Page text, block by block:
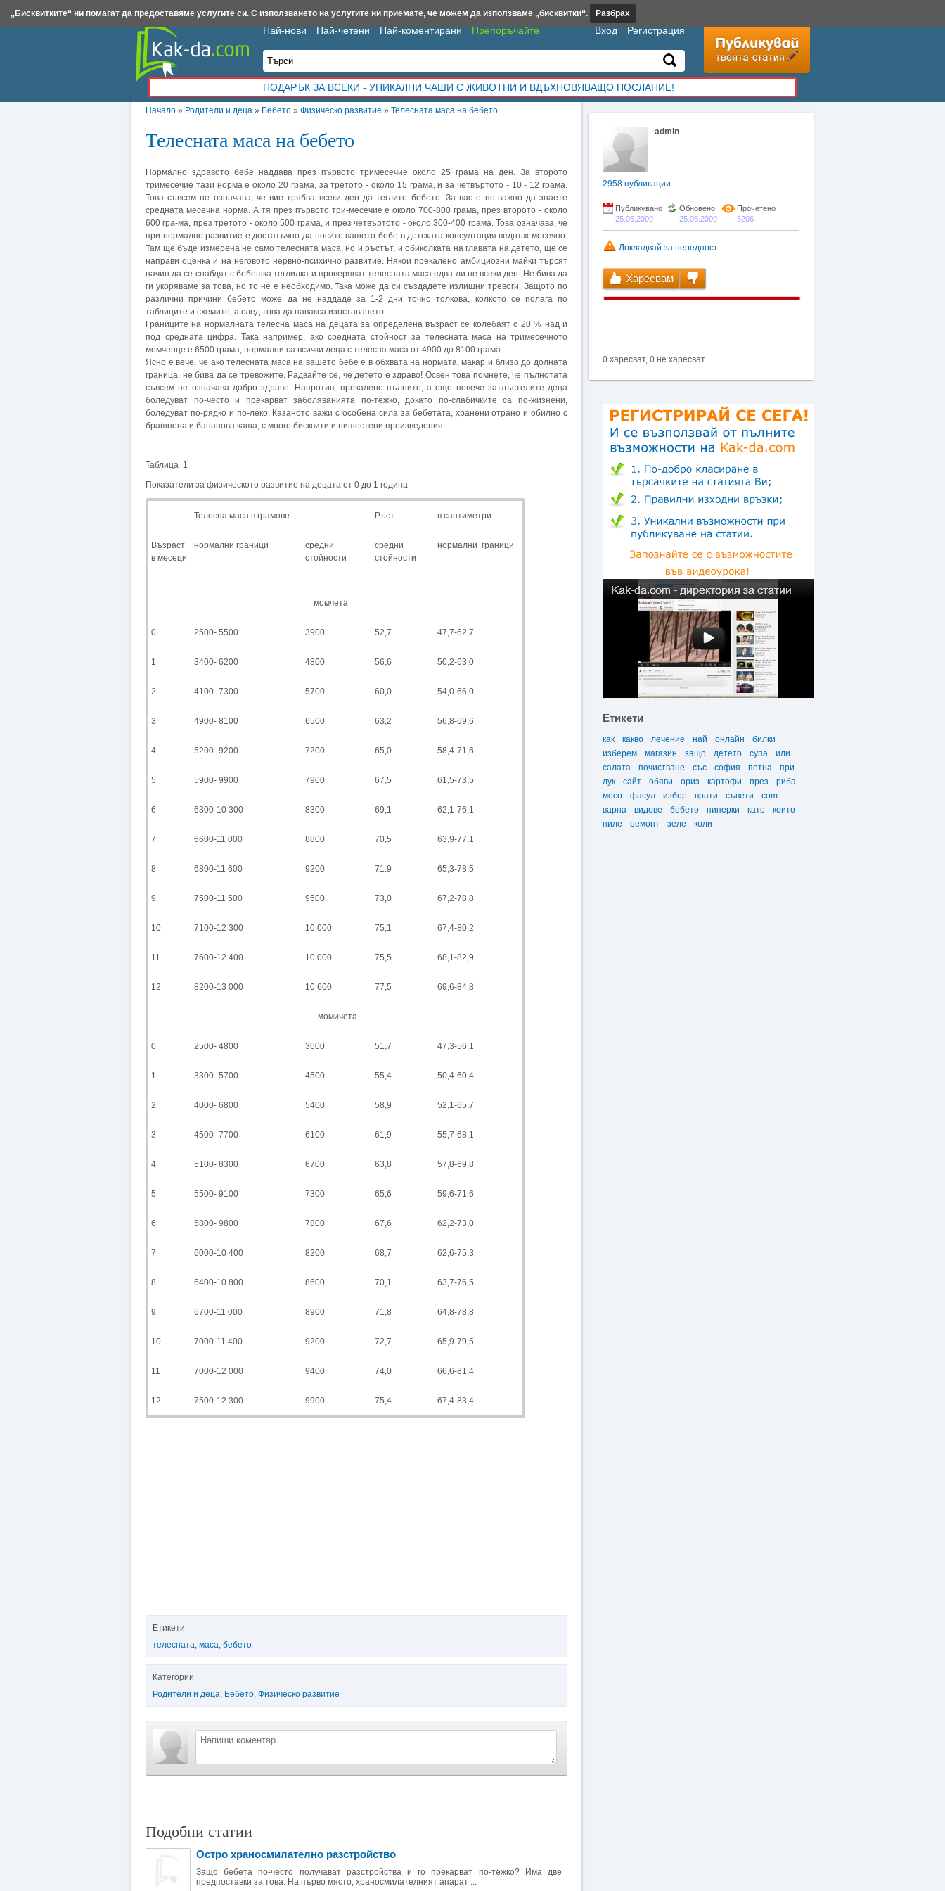
Начало » Родители и деца » Бебето » Физическо развитие » Телесната маса на бебето
Телесната маса на бебето
Нормално здравото бебе наддава през първото тримесечие около 25 грама на ден. За второто
тримесечие тази норма е около 20 грама, за третото - около 15 грама, и за четвъртото - 10 - 12 грама.
Това съвсем не означава, че вие трябва всеки ден да теглите бебето. За вас е по-важно да знаете
средната месечна норма. А тя през първото три-месечие е около 700-800 грама, през второто - около
600 гра-ма, през третото - около 500 грама, и през четвъртото - около 300-400 грама. Това означава, че
при нормално развитие е достатъчно да носите вашето бебе в детската консултация веднъж месечно.
Там ще бъде измерена не само телесната маса, но и ръстът, и обиколката на главата на детето, ще се
направи оценка и на неговото нервно-психично развитие. Някои прекалено амбициозни майки търсят
начин да се снабдят с бебешка теглилка и проверяват телесната маса едва ли не всеки ден. Не бива да
ги укоряваме за това, но то не е необходимо. Така може да си създадете излишни тревоги. Защото по
различни причини бебето може да не наддаде за 1-2 дни точно толкова, колкото се полага по
таблиците и схемите, а след това да навакса изоставането.
Границите на нормалната телесна маса на децата за определена възраст се колебаят с 20 % над и
под средната цифра. Така например, ако средната стойност за телесната маса на тримесечното
момченце е 6500 грама, нормални са всички деца с телесна маса от 4900 до 8100 грама.
Ясно е вече, че ако телесната маса на вашето бебе е в обхвата на нормата, макар и близо до долната
граница, не бива да се тревожите. Радвайте се, че детето е здраво! Освен това помнете, че пълнотата
съвсем не означава добро здраве. Напротив, прекалено пълните, а още повече затлъстелите деца
боледуват по-често и прекарват заболяванията по-тежко, докато по-слабичките са по-жизнени,
боледуват по-рядко и по-леко. Казаното важи с особена сила за бебетата, хранени отрано и обилно с
брашнена и бананова каша, с много бисквити и нишестени произведения.
Таблица 1
Показатели за физическото развитие на децата от 0 до 1 година
Телесна маса в грамове Ръст в сантиметри
Възраст
в месеци
нормални граници
средни
стойности
средни
стойности
нормални граници
момчета
0 2500- 5500 3900 52,7 47,7-62,7
1 3400- 6200 4800 56,6 50,2-63,0
2 4100- 7300 5700 60,0 54,0-66,0
3 4900- 8100 6500 63,2 56,8-69,6
4 5200- 9200 7200 65,0 58,4-71,6
5 5900- 9900 7900 67,5 61,5-73,5
6 6300-10 300 8300 69,1 62,1-76,1
7 6600-11 000 8800 70,5 63,9-77,1
8 6800-11 600 9200 71.9 65,3-78,5
9 7500-11 500 9500 73,0 67,2-78,8
10 7100-12 300 10 000 75,1 67,4-80,2
11 7600-12 400 10 000 75,5 68,1-82,9
12 8200-13 000 10 600 77,5 69,6-84,8
момичета
0 2500- 4800 3600 51,7 47,3-56,1
1 3300- 5700 4500 55,4 50,4-60,4
2 4000- 6800 5400 58,9 52,1-65,7
3 4500- 7700 6100 61,9 55,7-68,1
4 5100- 8300 6700 63,8 57,8-69.8
5 5500- 9100 7300 65,6 59,6-71,6
6 5800- 9800 7800 67,6 62,2-73,0
7 6000-10 400 8200 68,7 62,6-75,3
8 6400-10 800 8600 70,1 63,7-76,5
9 6700-11 000 8900 71,8 64,8-78,8
10 7000-11 400 9200 72,7 65,9-79,5
11 7000-12 000 9400 74,0 66,6-81,4
12 7500-12 300 9900 75,4 67,4-83,4
Етикети
телесната, маса, бебето
Категории
Родители и деца, Бебето, Физическо развитие
Подобни статии
Остро храносмилателно разстройство
Защо бебета по-често получават разстройства и го прекарват по-тежко? Има две
предпоставки за това. На първо място, храносмилателният апарат ...
admin
2958 публикации
Публикувано
25.05.2009
Обновено
25.05.2009
Прочетено
3206
Докладвай за нередност
Харесвам
0 харесват, 0 не харесват
Етикети
как какво лечение най онлайн
билки
изберем
магазин защо детето супа
или
салата
почистване със софия петна
при
лук
сайт обяви ориз картофи през
риба
месо
фасул избор врати съвети
com
варна
видове бебето пиперки като
които
пиле
ремонт зеле коли
Най-нови Най-четени Най-коментирани Препоръчайте Вход Регистрация
ПОДАРЪК ЗА ВСЕКИ - УНИКАЛНИ ЧАШИ С ЖИВОТНИ И ВДЪХНОВЯВАЩО ПОСЛАНИЕ!
Insert.bg Framar.bg Kak-da.com Iztochnik.com BauBau.bg NewAge.bg
„Бисквитките“ ни помагат да предоставяме услугите си. С използването на услугите ни приемате, че можем да използваме „бисквитки“. Разбрах